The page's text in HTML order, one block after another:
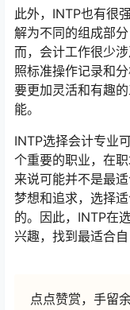
此外，INTP也有很
解为不同的组成部
而，会计工作很少
照标准操作记录和
要更加灵活和有趣
能。
INTP选择会计专业
个重要的职业，在
来说可能并不是最
梦想和追求，选择
的。因此，INTP在
兴趣，找到最适合自
点点赞赏，手留